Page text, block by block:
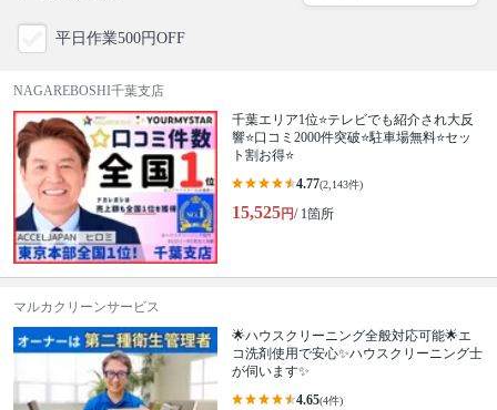
平日作業500円OFF
NAGAREBOSHI千葉支店
千葉エリア1位⭐テレビでも紹介され大反
響⭐️口コミ2000件突破⭐️駐車場無料⭐セッ
ト割お得⭐
4.77(2,143件)
15,525円/ 1箇所
マルカクリーンサービス
🌟ハウスクリーニング全般対応可能🌟エ
コ洗剤使用で安心✨ハウスクリーニング士
が伺います✨
4.65(4件)